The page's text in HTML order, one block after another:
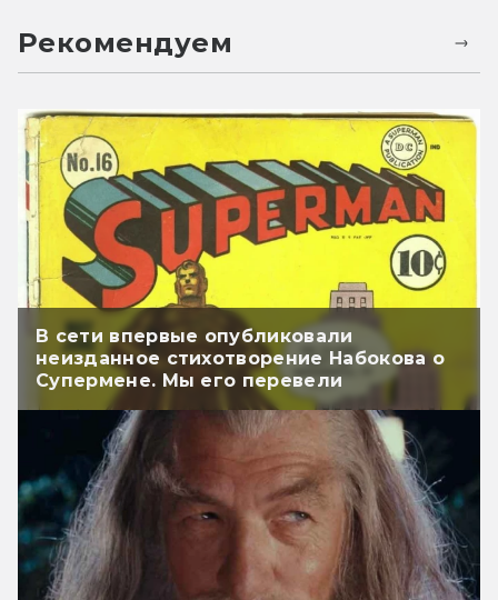
Рекомендуем
В сети впервые опубликовали
неизданное стихотворение Набокова о
Супермене. Мы его перевели